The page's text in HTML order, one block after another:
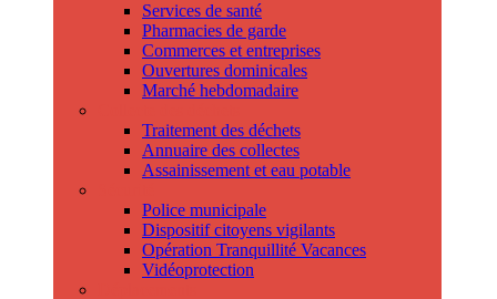
Services de santé
Pharmacies de garde
Commerces et entreprises
Ouvertures dominicales
Marché hebdomadaire
Traitement des déchets
Annuaire des collectes
Assainissement et eau potable
Police municipale
Dispositif citoyens vigilants
Opération Tranquillité Vacances
Vidéoprotection